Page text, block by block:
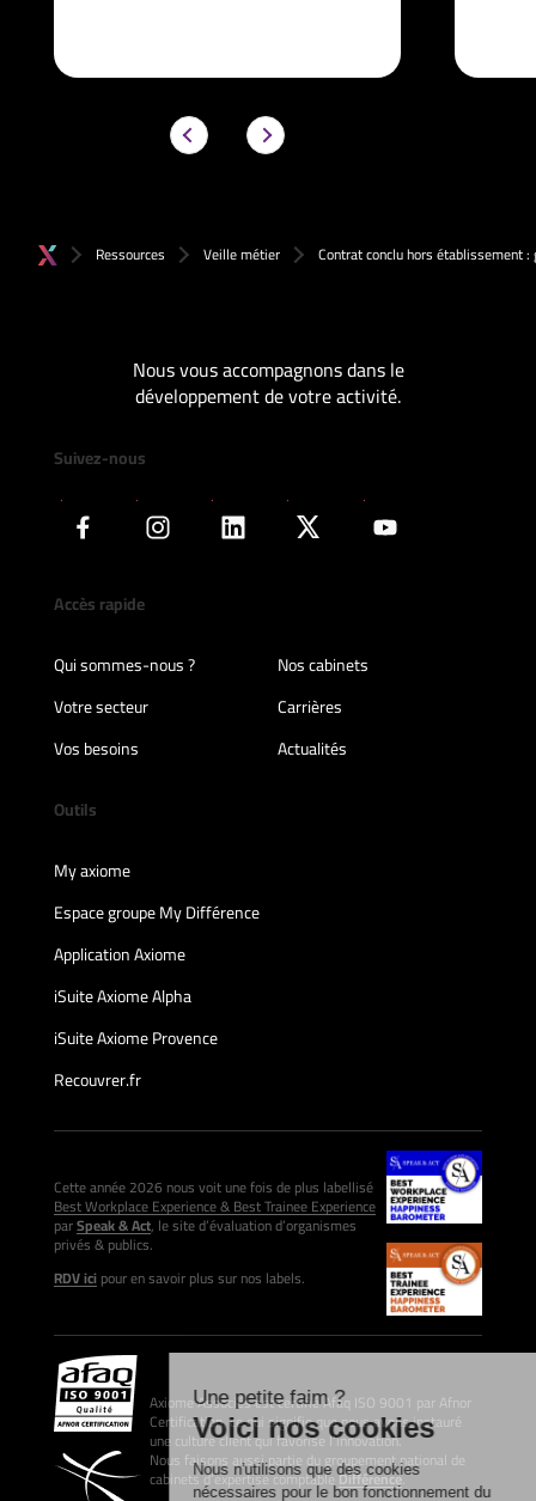
Ressources Veille métier Contrat conclu hors établissement
Nous vous accompagnons dans le
développement de votre activité.
Suivez-nous
Accès rapide
Qui sommes-nous ?
Nos cabinets
Votre secteur
Carrières
Vos besoins
Actualités
Outils
My axiome
Espace groupe My Différence
Application Axiome
iSuite Axiome Alpha
iSuite Axiome Provence
Recouvrer.fr
Cette année 2026 nous voit une fois de plus labellisé
Best Workplace Experience & Best Trainee Experience
parSpeak & Act, le site d’évaluation d’organismes
privés & publics.
RDV icipour en savoir plus sur nos labels.
Axiome Associés est certifié Afaq ISO 9001 par Afnor
Certification, ce qui signifie que nous avons instauré
une culture client qui favorise l’innovation.
Nous faisons aussi partie du groupement national de
cabinets d’expertise comptableDifférence.